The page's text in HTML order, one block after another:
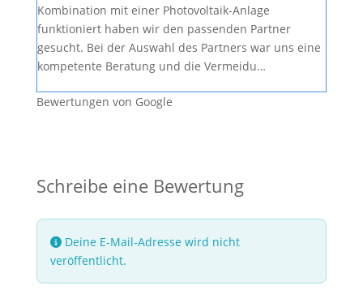
Kombination mit einer Photovoltaik-Anlage
funktioniert haben wir den passenden Partner
gesucht. Bei der Auswahl des Partners war uns eine
kompetente Beratung und die Vermeidu…
Bewertungen von Google
Schreibe eine Bewertung
Deine E-Mail-Adresse wird nicht
veröffentlicht.